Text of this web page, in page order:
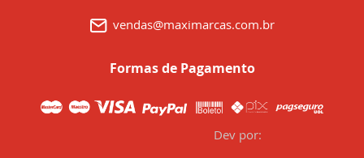
vendas@maximarcas.com.br
Formas de Pagamento
Dev por: